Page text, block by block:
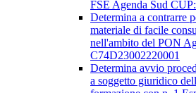
FSE Agenda Sud
Determina a contrarre
materiale di facile
nell'ambito del PON
C74D23002220001
Determina avvio
a soggetto giuridico